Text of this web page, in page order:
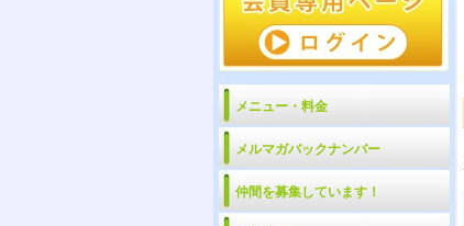
メニュー・料金
メルマガバックナンバー
仲間を募集しています！